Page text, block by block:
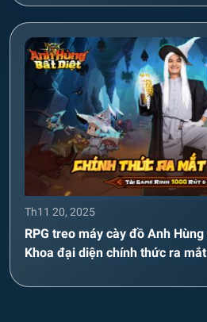
Th11 20, 2025
RPG treo máy cày đồ Anh
Khoa đại diện chính thức ra